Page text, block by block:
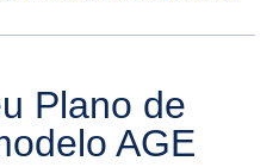
Plano de
AGE